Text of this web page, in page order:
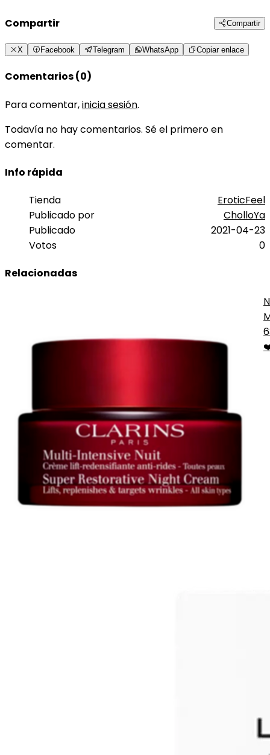
Compartir Compartir
X Facebook Telegram WhatsApp Copiar enlace
Comentarios (0)
Para comentar,inicia sesión.
Todavía no hay comentarios. Sé el primero en
comentar.
Info rápida
Tienda
EroticFeel
Publicado por
CholloYa
Publicado
2021-04-23
Votos
0
Relacionadas